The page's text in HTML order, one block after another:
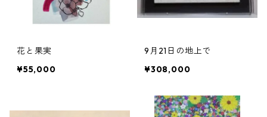
花と果実
¥55,000
9月21日の地上で
¥308,000